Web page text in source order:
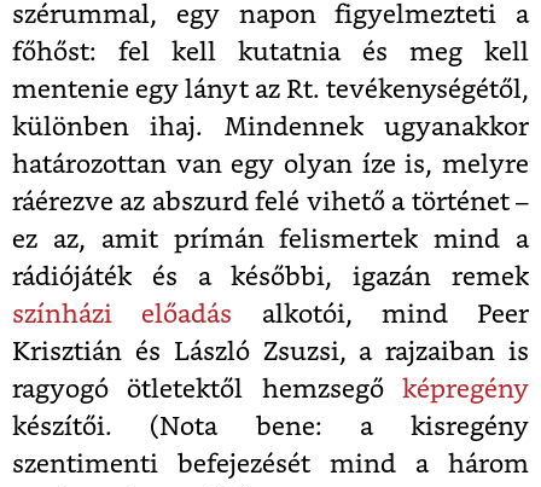
szérummal, egy napon figyelmezteti a
főhőst: fel kell kutatnia és meg kell
mentenie egy lányt az Rt. tevékenységétől,
különben ihaj. Mindennek ugyanakkor
határozottan van egy olyan íze is, melyre
ráérezve az abszurd felé vihető a történet –
ez az, amit prímán felismertek mind a
rádiójáték és a későbbi, igazán remek
színházi előadás alkotói, mind Peer
Krisztián és László Zsuzsi, a rajzaiban is
ragyogó ötletektől hemzsegő képregény
készítői. (Nota bene: a kisregény
szentimenti befejezését mind a három